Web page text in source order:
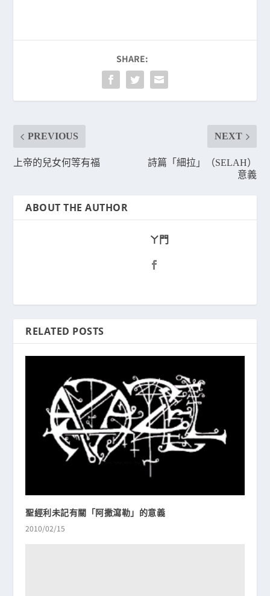
SHARE:
PREVIOUS
上帝的兒女何等有福
NEXT
詩篇「細拉」（SELAH）
意義
ABOUT THE AUTHOR
ㄚ門
RELATED POSTS
聖經利未記有關「阿撒瀉勒」的意義
2010/02/15